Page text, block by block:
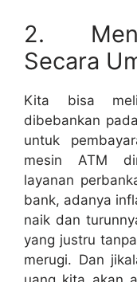
2.
Secara
Kita bisa
dibebankan
untuk
mesin ATM
layanan
bank, adanya
naik dan
yang justru
merugi. Dan